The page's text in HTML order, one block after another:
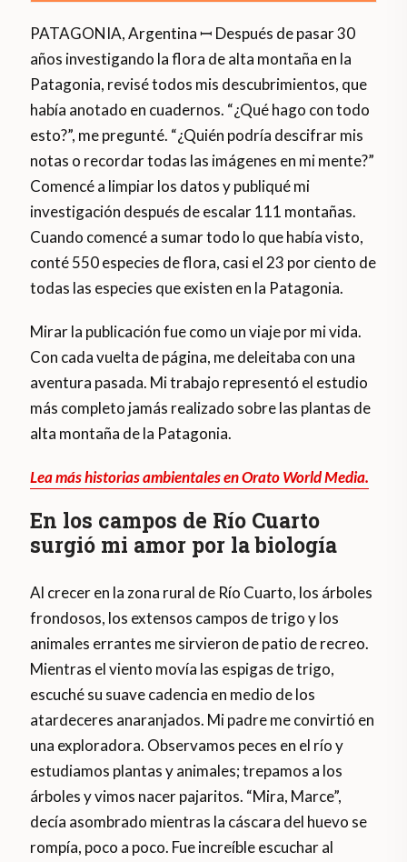
PATAGONIA, Argentina ꟷ Después de pasar 30
años investigando la flora de alta montaña en la
Patagonia, revisé todos mis descubrimientos, que
había anotado en cuadernos. “¿Qué hago con todo
esto?”, me pregunté. “¿Quién podría descifrar mis
notas o recordar todas las imágenes en mi mente?”
Comencé a limpiar los datos y publiqué mi
investigación después de escalar 111 montañas.
Cuando comencé a sumar todo lo que había visto,
conté 550 especies de flora, casi el 23 por ciento de
todas las especies que existen en la Patagonia.
Mirar la publicación fue como un viaje por mi vida.
Con cada vuelta de página, me deleitaba con una
aventura pasada. Mi trabajo representó el estudio
más completo jamás realizado sobre las plantas de
alta montaña de la Patagonia.
Lea más historias ambientales en Orato World Media.
En los campos de Río Cuarto
surgió mi amor por la biología
Al crecer en la zona rural de Río Cuarto, los árboles
frondosos, los extensos campos de trigo y los
animales errantes me sirvieron de patio de recreo.
Mientras el viento movía las espigas de trigo,
escuché su suave cadencia en medio de los
atardeceres anaranjados. Mi padre me convirtió en
una exploradora. Observamos peces en el río y
estudiamos plantas y animales; trepamos a los
árboles y vimos nacer pajaritos. “Mira, Marce”,
decía asombrado mientras la cáscara del huevo se
rompía, poco a poco. Fue increíble escuchar al